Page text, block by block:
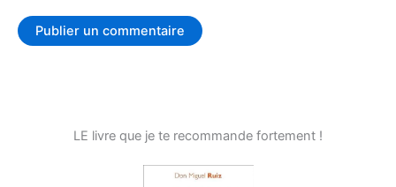
LE livre que je te recommande fortement !